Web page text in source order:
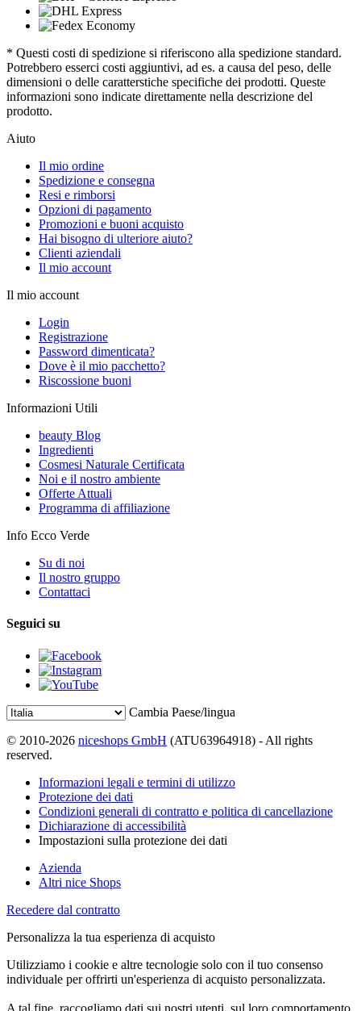
* Questi costi di spedizione si riferiscono alla spedizione standard.
Potrebbero esserci costi aggiuntivi, ad es. a causa del peso, delle
dimensioni o delle caratterstiche specifiche dei prodotti. Queste
informazioni sono indicate direttamente nella descrizione del
prodotto.
Aiuto
Il mio ordine
Spedizione e consegna
Resi e rimborsi
Opzioni di pagamento
Promozioni e buoni acquisto
Hai bisogno di ulteriore aiuto?
Clienti aziendali
Il mio account
Il mio account
Login
Registrazione
Password dimenticata?
Dove è il mio pacchetto?
Riscossione buoni
Informazioni Utili
beauty Blog
Ingredienti
Cosmesi Naturale Certificata
Noi e il nostro ambiente
Offerte Attuali
Programma di affiliazione
Info Ecco Verde
Su di noi
Il nostro gruppo
Contattaci
Seguici su
Cambia Paese/lingua
© 2010-2026 niceshops GmbH (ATU63964918) - All rights
reserved.
Informazioni legali e termini di utilizzo
Protezione dei dati
Condizioni generali di contratto e politica di cancellazione
Dichiarazione di accessibilità
Impostazioni sulla protezione dei dati
Azienda
Altri nice Shops
Recedere dal contratto
Personalizza la tua esperienza di acquisto
Utilizziamo i cookie e altre tecnologie solo con il tuo consenso
individuale per offrirti un'esperienza di acquisto personalizzata.
A tal fine, raccogliamo dati sui nostri utenti, sul loro comportamento